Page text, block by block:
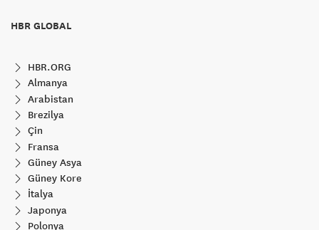
HBR GLOBAL
HBR.ORG
Almanya
Arabistan
Brezilya
Çin
Fransa
Güney Asya
Güney Kore
İtalya
Japonya
Polonya